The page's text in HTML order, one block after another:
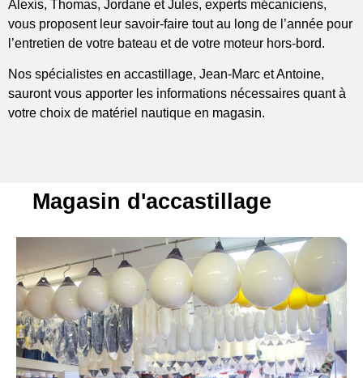
Alexis, Thomas, Jordane et Jules, experts mécaniciens,
vous proposent leur savoir-faire tout au long de l’année pour
l’entretien de votre bateau et de votre moteur hors-bord.
Nos spécialistes en accastillage, Jean-Marc et Antoine,
sauront vous apporter les informations nécessaires quant à
votre choix de matériel nautique en magasin.
Magasin d'accastillage